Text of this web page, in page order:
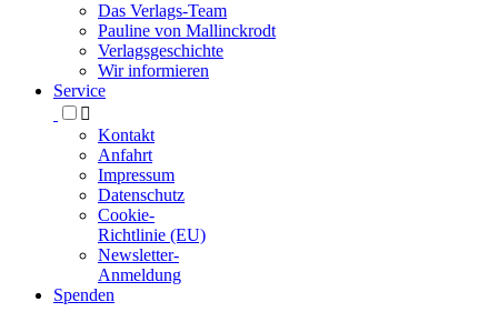
Das Verlags-Team
Pauline von Mallinckrodt
Verlagsgeschichte
Wir informieren
Service

Kontakt
Anfahrt
Impressum
Datenschutz
Cookie-
Richtlinie (EU)
Newsletter-
Anmeldung
Spenden